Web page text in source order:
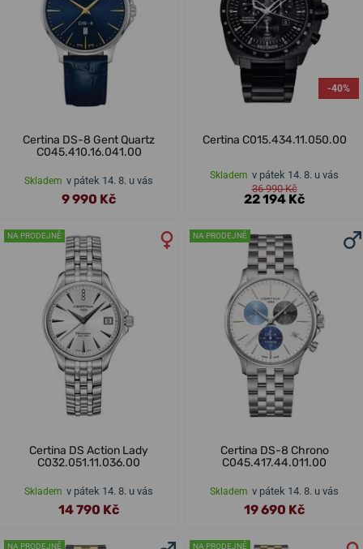
Certina DS-8 Gent Quartz
C045.410.16.041.00
Skladem v pátek 14. 8. u vás
9 990 Kč
-40%
Certina C015.434.11.050.00
Skladem v pátek 14. 8. u vás
36 990 Kč
22 194 Kč
NA PRODEJNĚ
Certina DS Action Lady
C032.051.11.036.00
Skladem v pátek 14. 8. u vás
14 790 Kč
NA PRODEJNĚ
Certina DS-8 Chrono
C045.417.44.011.00
Skladem v pátek 14. 8. u vás
19 690 Kč
NA PRODEJNĚ NA PRODEJNĚ